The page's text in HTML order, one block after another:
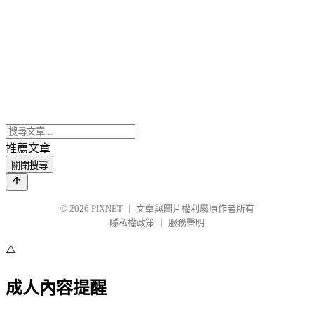
推薦文章
關閉搜尋
© 2026 PIXNET
文章與圖片權利屬原作者所有
隱私權政策
服務聲明
⚠️
成人內容提醒